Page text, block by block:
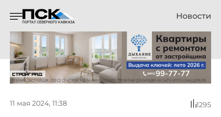
Новости
11 мая 2024, 11:38 1295